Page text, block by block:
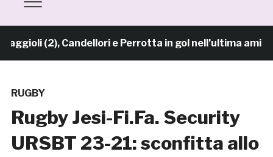
(2), Candellori e Perrotta in gol nell’ultima
RUGBY
Rugby Jesi-Fi.Fa. Security
URSBT 23-21: sconfitta allo